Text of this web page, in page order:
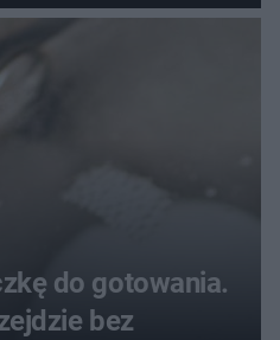
do gotowania.
bez